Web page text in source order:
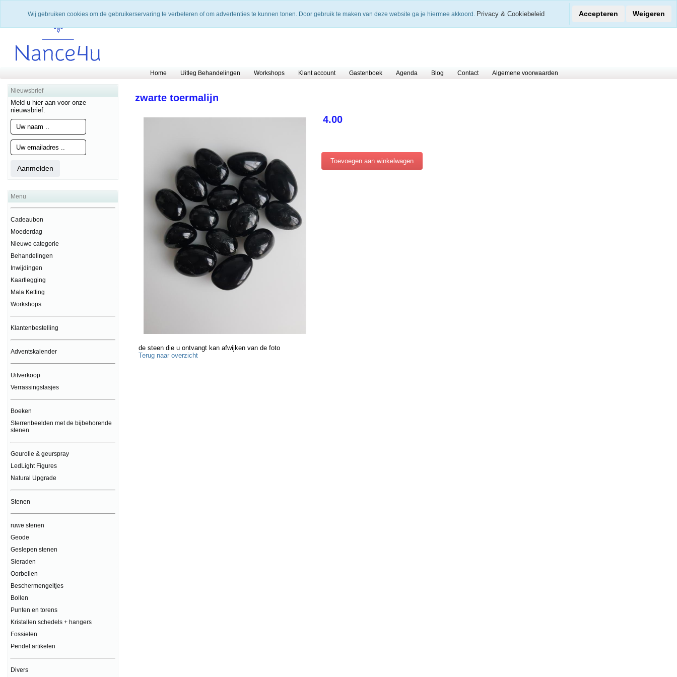
Home Uitleg Behandelingen Workshops Klant account Gastenboek Agenda Blog Contact Algemene voorwaarden
Nieuwsbrief
Meld u hier aan voor onze
nieuwsbrief.
Menu
Cadeaubon
Moederdag
Nieuwe categorie
Behandelingen
Inwijdingen
Kaartlegging
Mala Ketting
Workshops
Klantenbestelling
Adventskalender
Uitverkoop
Verrassingstasjes
Boeken
Sterrenbeelden met de bijbehorende
stenen
Geurolie & geurspray
LedLight Figures
Natural Upgrade
Stenen
ruwe stenen
Geode
Geslepen stenen
Sieraden
Oorbellen
Beschermengeltjes
Bollen
Punten en torens
Kristallen schedels + hangers
Fossielen
Pendel artikelen
Divers
zwarte toermalijn
4.00
de steen die u ontvangt kan afwijken van de foto
Terug naar overzicht
Wij gebruiken cookies om de gebruikerservaring te verbeteren of om advertenties te kunnen tonen. Door gebruik te maken van deze website ga je hiermee akkoord. Privacy & Cookiebeleid Accepteren Weigeren